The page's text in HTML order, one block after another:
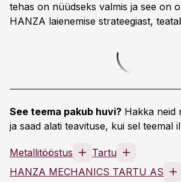
tehas on nüüdseks valmis ja see on
HANZA laienemise strateegiast,
See teema pakub huvi? Hakka neid
ja saad alati teavituse, kui sel teemal
Metallitööstus
Tartu
HANZA MECHANICS TARTU AS